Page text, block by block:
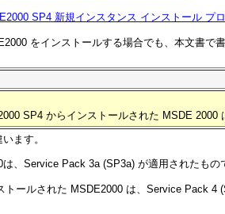
SP4 新規インスタンス インストール プ
をインストールする場合でも、本文書で
SP4 からインストールされた MSDE 2000
ます。
、Service Pack 3a (SP3a) が適用されたもの
トールされた MSDE2000 は、Service Pack 4